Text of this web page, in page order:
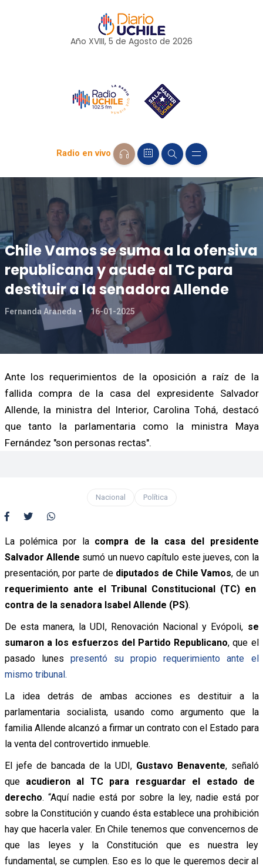
Año XVIII, 5 de Agosto de 2026
Radio en vivo
Chile Vamos se suma a la ofensiva
republicana y acude al TC para
destituir a la senadora Allende
Fernanda Araneda 16-01-2025
Ante los requerimientos de la oposición a raíz de la
fallida compra de la casa del expresidente Salvador
Allende, la ministra del Interior, Carolina Tohá, destacó
que tanto la parlamentaria como la ministra Maya
Fernández "son personas rectas".
Nacional Política
La polémica por lacompra de la casa del presidente
Salvador Allende sumó un nuevo capítulo este jueves, con la
presentación, por parte dediputados de Chile Vamos, de un
requerimiento ante el Tribunal Constitucional (TC) en
contra de la senadora Isabel Allende (PS).
De esta manera, la UDI, Renovación Nacional y Evópoli, se
sumaron a los esfuerzos del Partido Republicano, que el
pasado lunes presentó su propio requerimiento ante el
mismo tribunal.
La idea detrás de ambas acciones es destituir a la
parlamentaria socialista, usando como argumento que la
familia Allende alcanzó a firmar un contrato con el Estado para
la venta del controvertido inmueble.
El jefe de bancada de la UDI, Gustavo Benavente, señaló
queacudieron al TC para resguardar el estado de
derecho. “Aquí nadie está por sobre la ley, nadie está por
sobre la Constitución y cuando ésta establece una prohibición
hay que hacerla valer. En Chile tenemos que convencernos de
que las leyes y la Constitución que es nuestra ley
fundamental, se cumplen. Eso es lo que le queremos decir al